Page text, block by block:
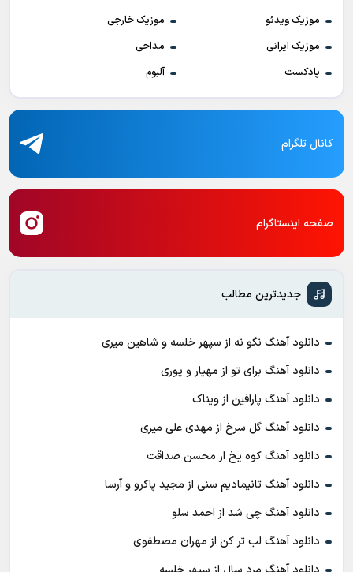
موزیک ویدئو
موزیک خارجی
موزیک ایرانی
مداحی
پادکست
آلبوم
کانال تلگرام
صفحه اینستاگرام
جدیدترین مطالب
دانلود آهنگ نگو نه از سپهر خلسه و شاهین میری
دانلود آهنگ برای تو از مهیار و پوری
دانلود آهنگ پارافین از ویناک
دانلود آهنگ گل سرخ از مهدی علی میری
دانلود آهنگ کوه یخ از محسن صداقت
دانلود آهنگ تانیمادیم سنی از مجید پاکرو و آرسا
دانلود آهنگ چی شد از احمد سلو
دانلود آهنگ لب تر کن از مهران مصطفوی